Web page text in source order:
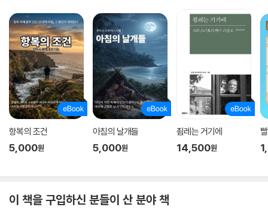
항복의 조건
5,000원
아침의 날개들
5,000원
죔레는 거기에
14,500원
이 책을 구입하신 분들이 산 분야 책